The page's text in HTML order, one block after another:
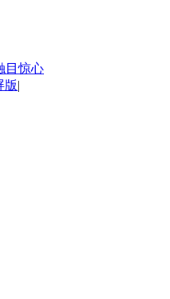
目惊心
版|